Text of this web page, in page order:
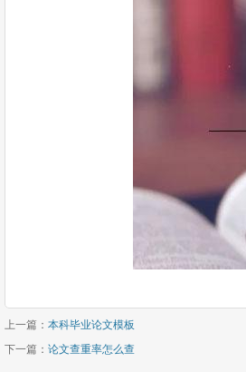
上一篇： 本科毕业论文模板
下一篇： 论文查重率怎么查